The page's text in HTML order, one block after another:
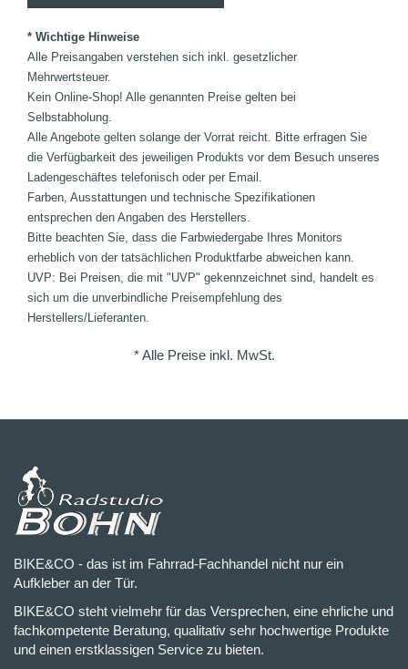
* Wichtige Hinweise
Alle Preisangaben verstehen sich inkl. gesetzlicher
Mehrwertsteuer.
Kein Online-Shop! Alle genannten Preise gelten bei
Selbstabholung.
Alle Angebote gelten solange der Vorrat reicht. Bitte erfragen Sie
die Verfügbarkeit des jeweiligen Produkts vor dem Besuch unseres
Ladengeschäftes telefonisch oder per Email.
Farben, Ausstattungen und technische Spezifikationen
entsprechen den Angaben des Herstellers.
Bitte beachten Sie, dass die Farbwiedergabe Ihres Monitors
erheblich von der tatsächlichen Produktfarbe abweichen kann.
UVP: Bei Preisen, die mit "UVP" gekennzeichnet sind, handelt es
sich um die unverbindliche Preisempfehlung des
Herstellers/Lieferanten.
* Alle Preise inkl. MwSt.
BIKE&CO - das ist im Fahrrad-Fachhandel nicht nur ein
Aufkleber an der Tür.
BIKE&CO steht vielmehr für das Versprechen, eine ehrliche und
fachkompetente Beratung, qualitativ sehr hochwertige Produkte
und einen erstklassigen Service zu bieten.